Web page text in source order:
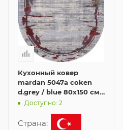
Кухонный ковер
mardan 5047a coken
d.grey / blue 80x150 см
в форме овала
Доступно: 2
Страна: